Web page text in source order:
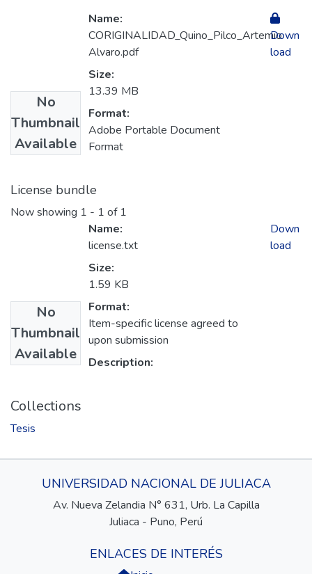
No
Thumbnail
Available
Name:
CORIGINALIDAD_Quino_Pilco_Artemio
Alvaro.pdf
Size:
13.39 MB
Format:
Adobe Portable Document
Format
Down
load
License bundle
Now showing 1 - 1 of 1
No
Thumbnail
Available
Name:
license.txt
Size:
1.59 KB
Format:
Item-specific license agreed to
upon submission
Description:
Down
load
Collections
Tesis
UNIVERSIDAD NACIONAL DE JULIACA
Av. Nueva Zelandia N° 631, Urb. La Capilla
Juliaca - Puno, Perú
ENLACES DE INTERÉS